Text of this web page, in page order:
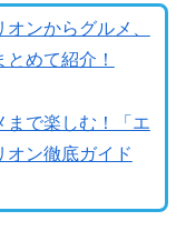
ンからグルメ、
めて紹介！
まで楽しむ！「エ
オン徹底ガイド